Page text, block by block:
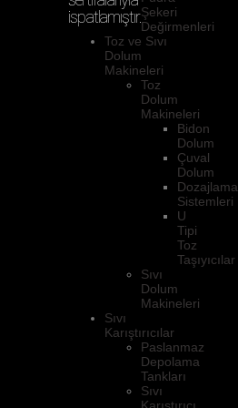
ispatlamıştır.Şekeri
Değirmenleri
Toz ve Sıvı
Dolum
Makineleri
Toz
Dolum
Makineleri
Bidon
Dolum
Çuval
Dolum
Dozajlama
Sistemleri
U
Tipi
Toz
Taşıyıcılar
Sıvı
Dolum
Makineleri
Sıvı
Karıştırıcılar
Paslanmaz
Depolama
Tankları
Sıvı